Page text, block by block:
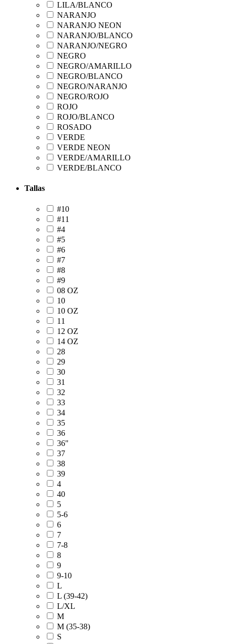
LILA/BLANCO
NARANJO
NARANJO NEON
NARANJO/BLANCO
NARANJO/NEGRO
NEGRO
NEGRO/AMARILLO
NEGRO/BLANCO
NEGRO/NARANJO
NEGRO/ROJO
ROJO
ROJO/BLANCO
ROSADO
VERDE
VERDE NEON
VERDE/AMARILLO
VERDE/BLANCO
Tallas
#10
#11
#4
#5
#6
#7
#8
#9
08 OZ
10
10 OZ
11
12 OZ
14 OZ
28
29
30
31
32
33
34
35
36
36"
37
38
39
4
40
5
5-6
6
7
7-8
8
9
9-10
L
L (39-42)
L/XL
M
M (35-38)
S